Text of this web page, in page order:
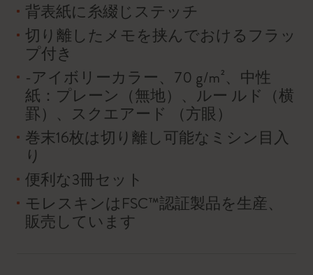
背表紙に糸綴じステッチ
切り離したメモを挟んでおけるフラッ
プ付き
-アイボリーカラー、70 g/m²、中性
紙：プレーン（無地）、ルー ルド（横
罫）、スクエアード （方眼）
巻末16枚は切り離し可能なミシン目入
り
便利な3冊セット
モレスキンはFSC™認証製品を生産、
販売しています